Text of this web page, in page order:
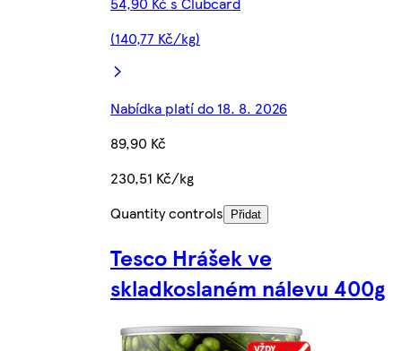
(140,77 Kč/kg)
Nabídka platí do 18. 8. 2026
89,90 Kč
230,51 Kč/kg
Quantity controls
Přidat
Tesco Hrášek ve
skladkoslaném nálevu 400g